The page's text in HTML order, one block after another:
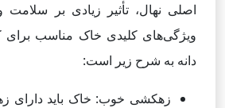
اصلی نهال، تأثیر زیادی بر سلامت
ویژگی‌های کلیدی خاک مناسب برای
دانه به شرح زیر است:
زهکشی خوب: خاک باید دارای